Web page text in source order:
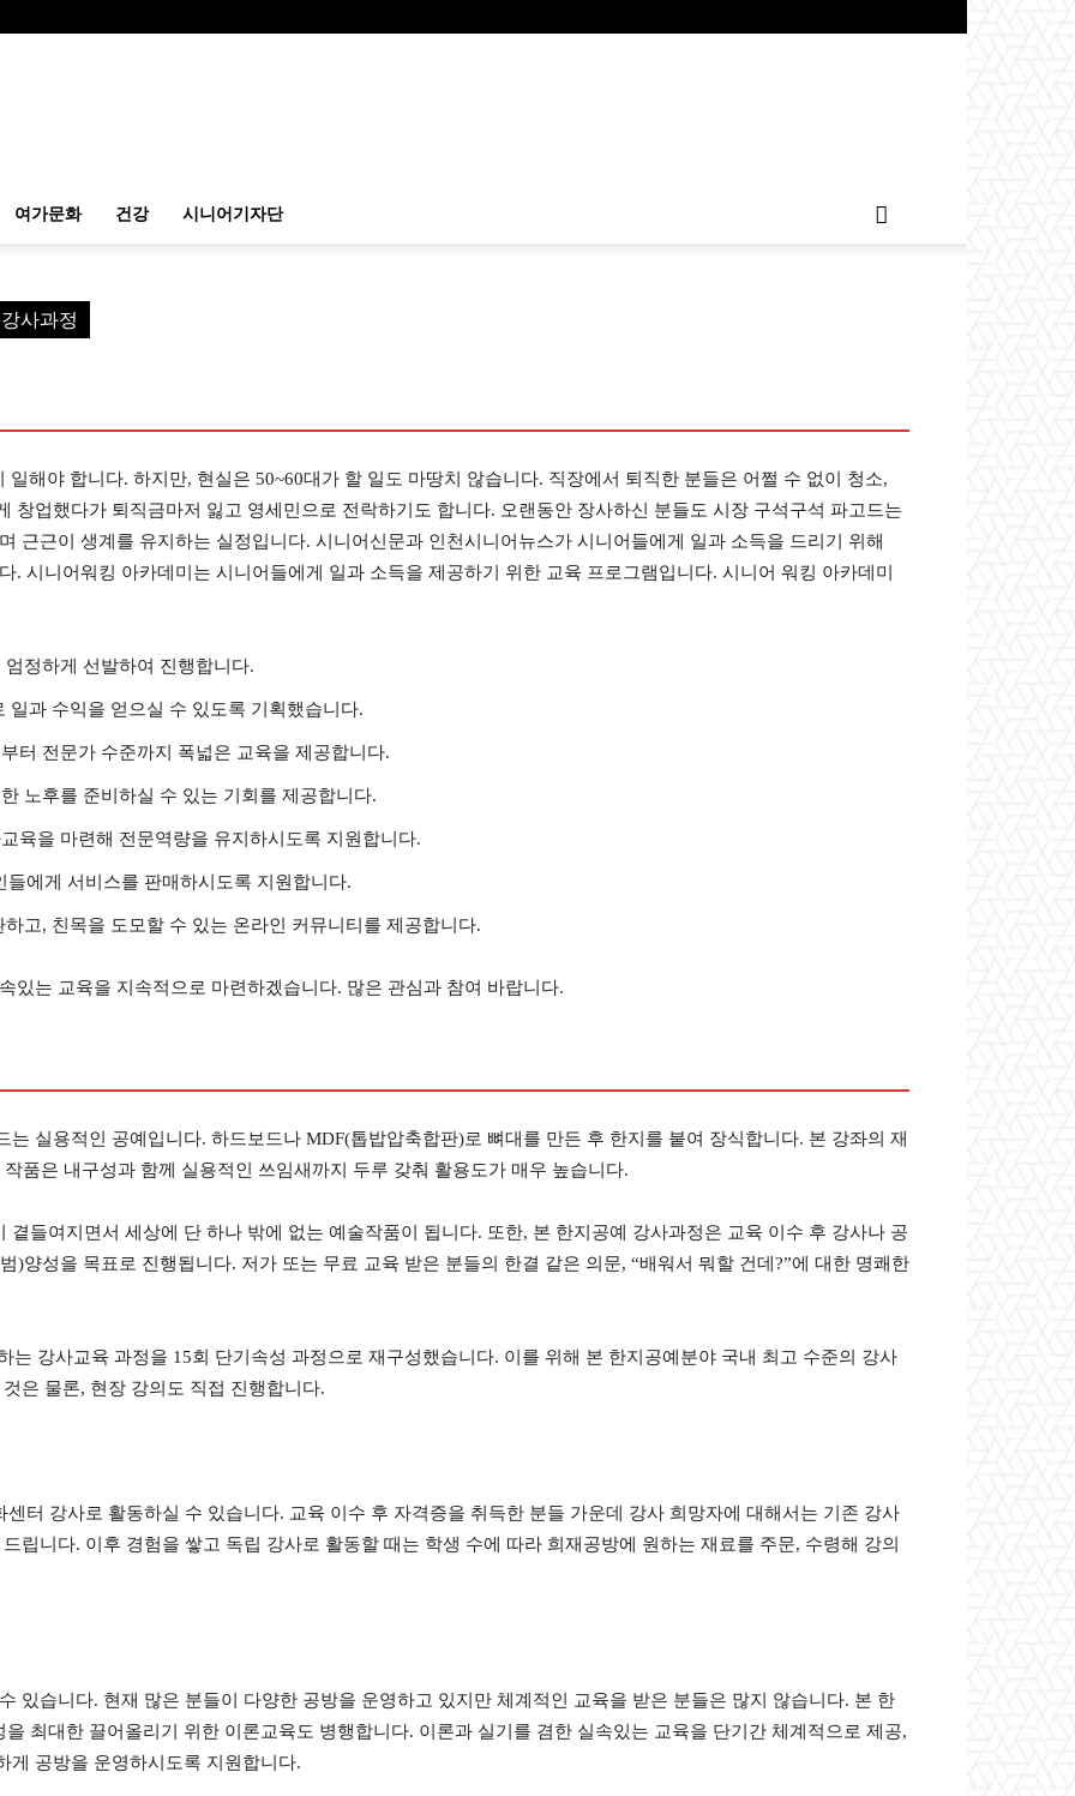
여가문화 건강 시니어기자단
사과정
해야 합니다. 하지만, 현실은 50~60대가 할 일도 마땅치 않습니다. 직장에서 퇴직한 분들은 어쩔 수 없이 청소,
창업했다가 퇴직금마저 잃고 영세민으로 전락하기도 합니다. 오랜동안 장사하신 분들도 시장 구석구석 파고드는
근근이 생계를 유지하는 실정입니다. 시니어신문과 인천시니어뉴스가 시니어들에게 일과 소득을 드리기 위해
시니어워킹 아카데미는 시니어들에게 일과 소득을 제공하기 위한 교육 프로그램입니다. 시니어 워킹 아카데미
정하게 선발하여 진행합니다.
과 수익을 얻으실 수 있도록 기획했습니다.
터 전문가 수준까지 폭넓은 교육을 제공합니다.
노후를 준비하실 수 있는 기회를 제공합니다.
육을 마련해 전문역량을 유지하시도록 지원합니다.
에게 서비스를 판매하시도록 지원합니다.
고, 친목을 도모할 수 있는 온라인 커뮤니티를 제공합니다.
있는 교육을 지속적으로 마련하겠습니다. 많은 관심과 참여 바랍니다.
실용적인 공예입니다. 하드보드나 MDF(톱밥압축합판)로 뼈대를 만든 후 한지를 붙여 장식합니다. 본 강좌의 재
품은 내구성과 함께 실용적인 쓰임새까지 두루 갖춰 활용도가 매우 높습니다.
들여지면서 세상에 단 하나 밖에 없는 예술작품이 됩니다. 또한, 본 한지공예 강사과정은 교육 이수 후 강사나 공
)양성을 목표로 진행됩니다. 저가 또는 무료 교육 받은 분들의 한결 같은 의문, “배워서 뭐할 건데?”에 대한 명쾌한
는 강사교육 과정을 15회 단기속성 과정으로 재구성했습니다. 이를 위해 본 한지공예분야 국내 최고 수준의 강사
은 물론, 현장 강의도 직접 진행합니다.
터 강사로 활동하실 수 있습니다. 교육 이수 후 자격증을 취득한 분들 가운데 강사 희망자에 대해서는 기존 강사
립니다. 이후 경험을 쌓고 독립 강사로 활동할 때는 학생 수에 따라 희재공방에 원하는 재료를 주문, 수령해 강의
있습니다. 현재 많은 분들이 다양한 공방을 운영하고 있지만 체계적인 교육을 받은 분들은 많지 않습니다. 본 한
최대한 끌어올리기 위한 이론교육도 병행합니다. 이론과 실기를 겸한 실속있는 교육을 단기간 체계적으로 제공,
게 공방을 운영하시도록 지원합니다.